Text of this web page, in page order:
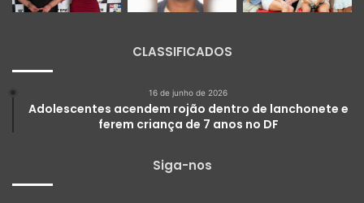
CLASSIFICADOS
16 de junho de 2026
Adolescentes acendem rojão dentro de lanchonete e
ferem criança de 7 anos no DF
Siga-nos